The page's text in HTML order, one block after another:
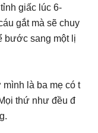
giấc lúc 6-
gắt mà sẽ chuy
bước sang một lị
là ba mẹ có t
thứ như đều đ